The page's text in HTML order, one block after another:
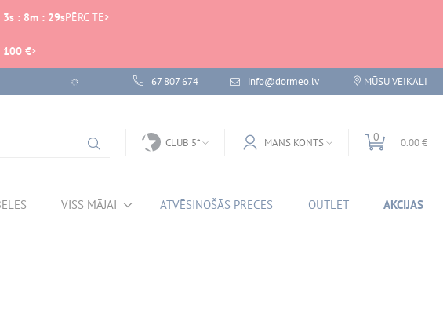
3s : 8m : 29sPĒRC TE
100 €
67 807 674 info@dormeo.lv MŪSU VEIKALI
CLUB 5* MANS KONTS 0 0.00 €
VISS MĀJAI ATVĒSINOŠĀS PRECES OUTLET AKCIJAS